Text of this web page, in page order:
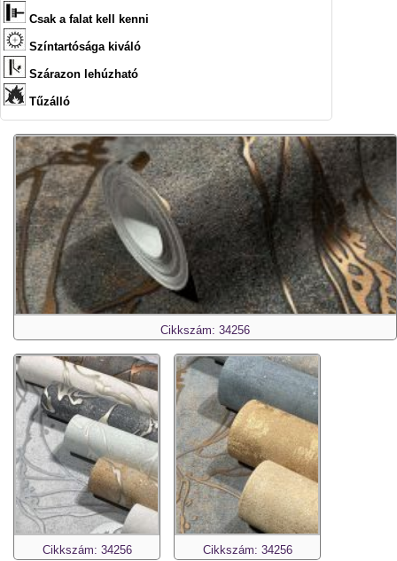
Csak a falat kell kenni
Színtartósága kiváló
Szárazon lehúzható
Tűzálló
Cikkszám: 34256
Cikkszám: 34256 Cikkszám: 34256